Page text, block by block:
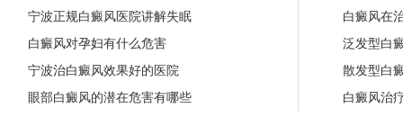
宁波正规白癜风医院讲解失眠
白癜风对孕妇有什么危害
宁波治白癜风效果好的医院
眼部白癜风的潜在危害有哪些
白癜风在
泛发型白
散发型白
白癜风治